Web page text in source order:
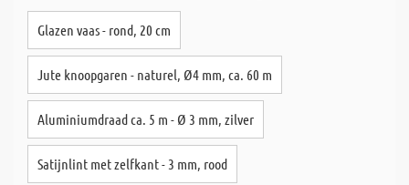
Glazen vaas - rond, 20 cm
Jute knoopgaren - naturel, Ø4 mm, ca. 60 m
Aluminiumdraad ca. 5 m - Ø 3 mm, zilver
Satijnlint met zelfkant - 3 mm, rood